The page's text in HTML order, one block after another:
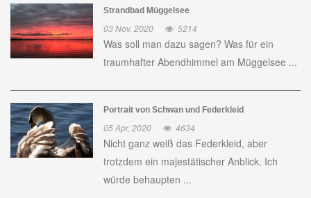
Strandbad Müggelsee
03 Nov, 2020 5214
Was soll man dazu sagen? Was für ein
traumhafter Abendhimmel am Müggelsee ...
Portrait von Schwan und Federkleid
05 Apr, 2020 4634
Nicht ganz weiß das Federkleid, aber
trotzdem ein majestätischer Anblick. Ich
würde behaupten ...